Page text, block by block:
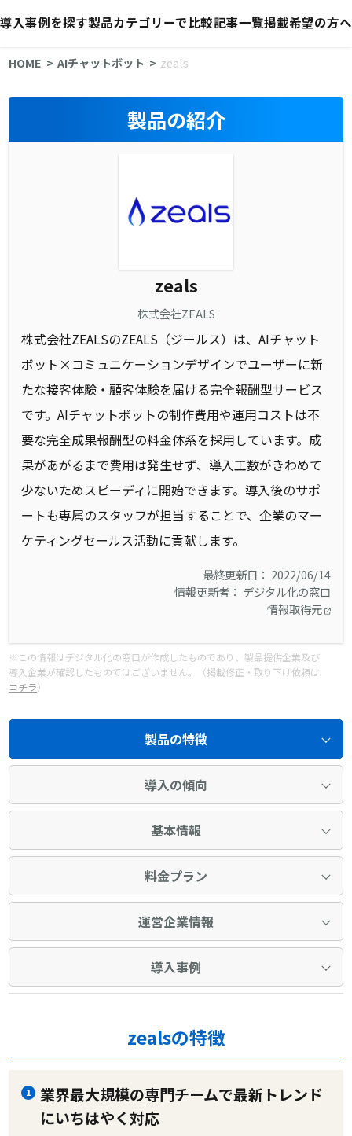
導入事例を探す製品カテゴリーで比較記事一覧掲載希望の方へ
HOME AIチャットボット zeals
製品の紹介
zeals
株式会社ZEALS
株式会社ZEALSのZEALS（ジールス）は、AIチャット
ボット×コミュニケーションデザインでユーザーに新
たな接客体験・顧客体験を届ける完全報酬型サービス
です。AIチャットボットの制作費用や運用コストは不
要な完全成果報酬型の料金体系を採用しています。成
果があがるまで費用は発生せず、導入工数がきわめて
少ないためスピーディに開始できます。導入後のサポ
ートも専属のスタッフが担当することで、企業のマー
ケティングセールス活動に貢献します。
最終更新日： 2022/06/14
情報更新者： デジタル化の窓口
情報取得元
※この情報はデジタル化の窓口が作成したものであり、製品提供企業及び
導入企業が確認したものではございません。（掲載修正・取り下げ依頼は
コチラ）
製品の特徴
導入の傾向
基本情報
料金プラン
運営企業情報
導入事例
zealsの特徴
1
業界最大規模の専門チームで最新トレンド
にいちはやく対応